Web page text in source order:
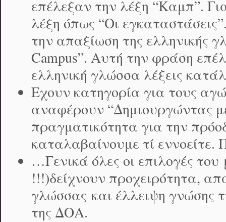
επέλεξαν την λέξη “Καμπ”.
λέξη όπως “Οι
την απαξίωση της ελληνικής
Campus”. Αυτή την φράση
ελληνική γλώσσα λέξεις
Εχουν κατηγορία για τους
αναφέρουν “Δημιουργώντας
πραγματικότητα για την
καταλαβαίνουμε τί
…Γενικά όλες οι επιλογές
!!!)δείχνουν προχειρότητα,
γλώσσας και έλλειψη γνώσης
της ΔΟΑ.